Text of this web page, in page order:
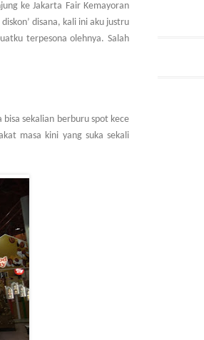
ke Jakarta Fair Kemayoran
diskon’ disana, kali ini aku justru
terpesona olehnya. Salah
sekalian berburu spot kece
masa kini yang suka sekali